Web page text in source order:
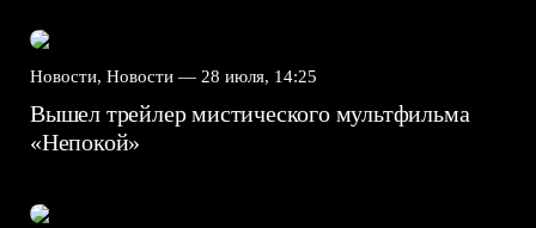
Новости, Новости — 28 июля, 14:25
Вышел трейлер мистического мультфильма
«Непокой»